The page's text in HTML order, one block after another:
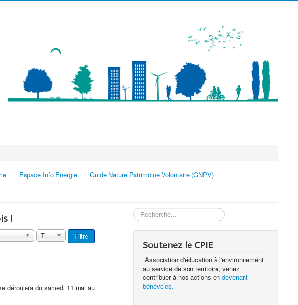
Espace Info Energie
Guide Nature Patrimoine Volontaire (GNPV)
!
Tout Filtre
déroulera du samedi 11 mai au
Rechercher
Soutenez le CPIE
Association d'éducation à l'environnement
au service de son territoire, venez
contribuer à nos actions endevenant
bénévoles.